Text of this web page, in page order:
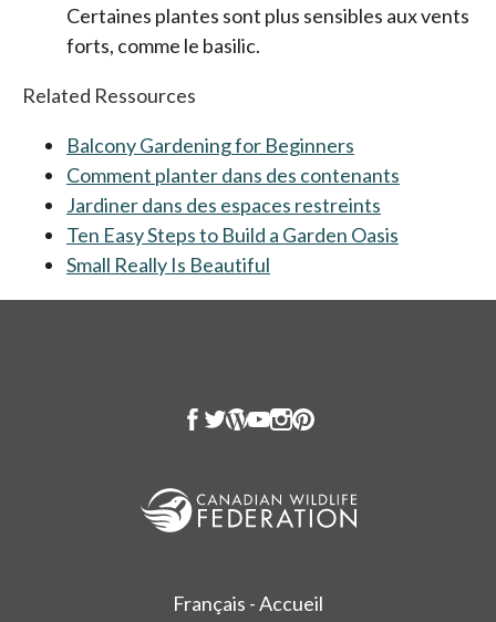
Certaines plantes sont plus sensibles aux vents
forts, comme le basilic.
Related Ressources
Balcony Gardening for Beginners
Comment planter dans des contenants
Jardiner dans des espaces restreints
Ten Easy Steps to Build a Garden Oasis
Small Really Is Beautiful
Français - Accueil